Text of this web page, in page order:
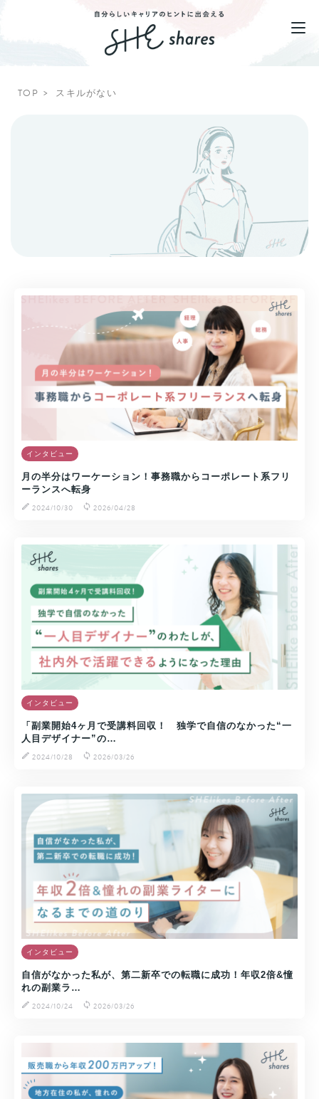
TOP スキルがない
インタビュー
月の半分はワーケーション！事務職からコーポレート系フリ
ーランスへ転身
2024/10/30
2026/04/28
インタビュー
「副業開始4ヶ月で受講料回収！ 独学で自信のなかった“一
人目デザイナー”の…
2024/10/28
2026/03/26
インタビュー
自信がなかった私が、第二新卒での転職に成功！年収2倍&憧
れの副業ラ…
2024/10/24
2026/03/26